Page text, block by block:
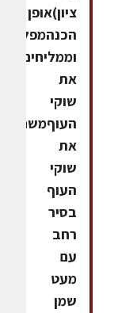
ציון)אופן
הכנהמפלפלים
וממליחים
את
שוקי
העוףמשחימים
את
שוקי
העוף
בסיר
רחב
עם
מעט
שמן